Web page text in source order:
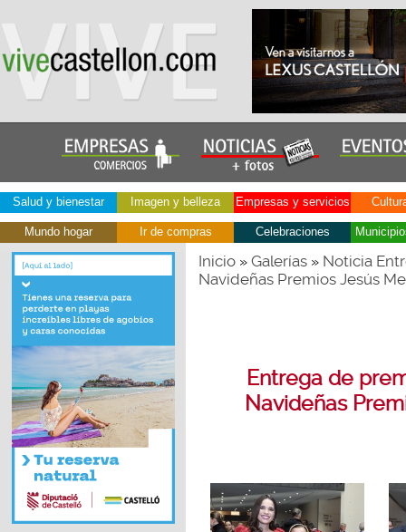
Salud y bienestar Imagen y belleza Empresas y servicios
Mundo hogar Ir de compras Celebraciones
Inicio» Galerías» Noticia
Navideñas Premios Jesús
Entrega de
Navideñas